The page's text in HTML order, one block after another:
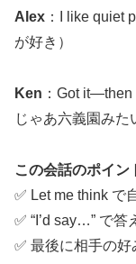
Alex ：I like quiet
が好き）
Ken ：Got it—then
じゃあ六義園みた
この会話のポイン
✅ Let me think で
✅ “I’d say…” で答
✅ 最後に相手の